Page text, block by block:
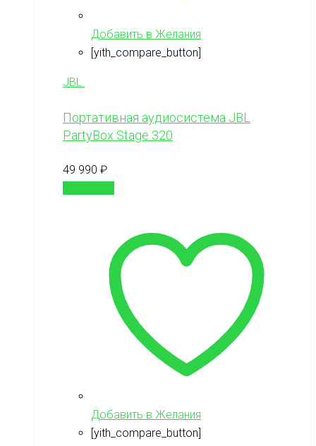
Добавить в Желания
[yith_compare_button]
JBL
Портативная аудиосистема JBL
PartyBox Stage 320
49 990 ₽
Добавить в Желания
[yith_compare_button]